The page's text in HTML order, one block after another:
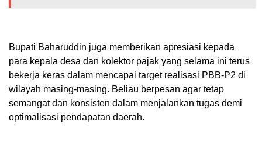
Bupati Baharuddin juga memberikan apresiasi kepada
para kepala desa dan kolektor pajak yang selama ini terus
bekerja keras dalam mencapai target realisasi PBB-P2 di
wilayah masing-masing. Beliau berpesan agar tetap
semangat dan konsisten dalam menjalankan tugas demi
optimalisasi pendapatan daerah.